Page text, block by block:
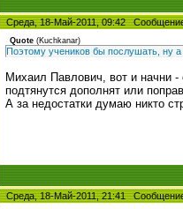
Среда, 18-Май-2011, 09:42
Quote (Kuchkanar)
Поэтому учеников бы послушать, ну а
Михаил Павлович, вот и начни -
подтянутся дополнят или
А за недостатки думаю никто
Среда, 18-Май-2011, 21:41